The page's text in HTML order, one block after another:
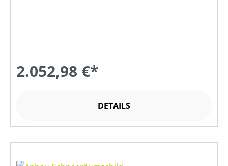
2.052,98 €*
DETAILS